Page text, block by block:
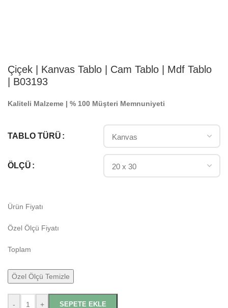
Çiçek | Kanvas Tablo | Cam Tablo | Mdf Tablo
| B03193
Kaliteli Malzeme | % 100 Müşteri Memnuniyeti
TABLO TÜRÜ
ÖLÇÜ
Ürün Fiyatı
Özel Ölçü Fiyatı
Toplam
Özel Ölçü Temizle
- + SEPETE EKLE